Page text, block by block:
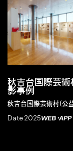
秋吉台国際芸術
影事例
秋吉台国際芸術村(公
Date 2025WEB・APP